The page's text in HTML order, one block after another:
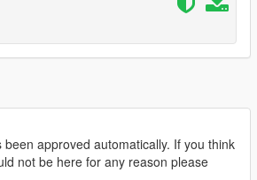
been approved automatically. If you think
not be here for any reason please